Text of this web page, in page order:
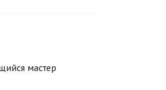
мастер